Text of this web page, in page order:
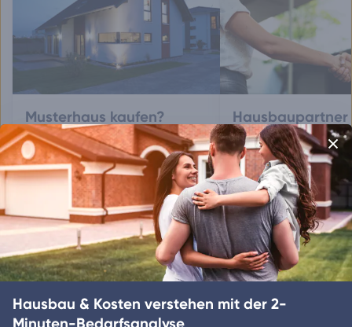
Musterhaus kaufen?
Erfahren Sie, wie Sie ein Musterhaus
kaufen oder selbst bauen können.
Entdecken Sie, wie Sie
Partner für Ihren
auswählen.
Weitere Artikel zum Thema
Musterhaus entdecken
Hausbau-Partnerwahl
Sonderwünsche im Hausbau
Hausbau & Kosten verstehen mit der 2-
Minuten-Bedarfsanalyse